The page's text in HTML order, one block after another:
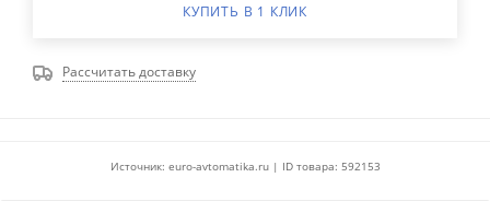
КУПИТЬ В 1 КЛИК
Рассчитать доставку
Источник: euro-avtomatika.ru | ID товара: 592153